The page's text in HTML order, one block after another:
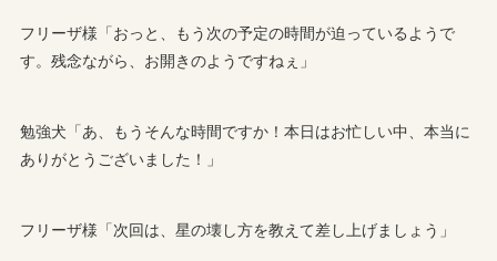
フリーザ様「おっと、もう次の予定の時間が迫っているようで
す。残念ながら、お開きのようですねぇ」
勉強犬「あ、もうそんな時間ですか！本日はお忙しい中、本当に
ありがとうございました！」
フリーザ様「次回は、星の壊し方を教えて差し上げましょう」